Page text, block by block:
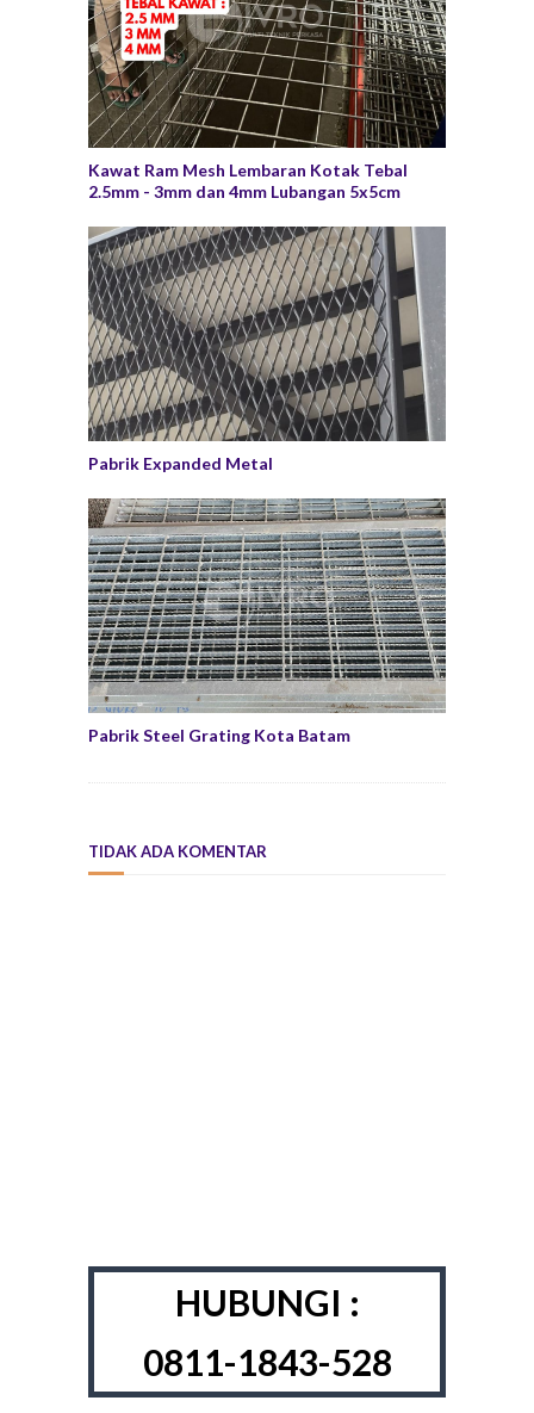
Kawat Ram Mesh Lembaran Kotak Tebal
2.5mm - 3mm dan 4mm Lubangan 5x5cm
Pabrik Expanded Metal
Pabrik Steel Grating Kota Batam
TIDAK ADA KOMENTAR
HUBUNGI :
0811-1843-528